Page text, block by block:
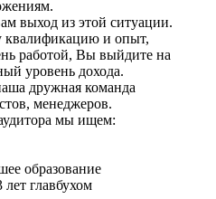
выход из этой ситуации.
и опыт,
работой, Вы выйдите на
уровень дохода.
дружная команда
менеджеров.
мы ищем:
образование
главбухом